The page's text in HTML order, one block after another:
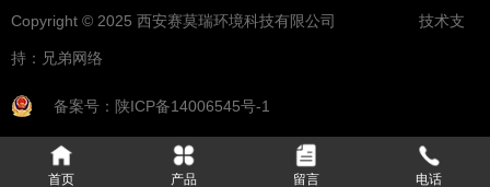
Copyright © 2025 西安赛莫瑞环境科技有限公司 技术支
持： 兄弟网络
备案号：陕ICP备14006545号-1
首页 产品 留言 电话